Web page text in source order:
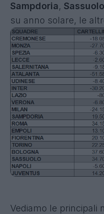
Sampdoria, Sassuolo
su anno solare, le
Vediamo le principali